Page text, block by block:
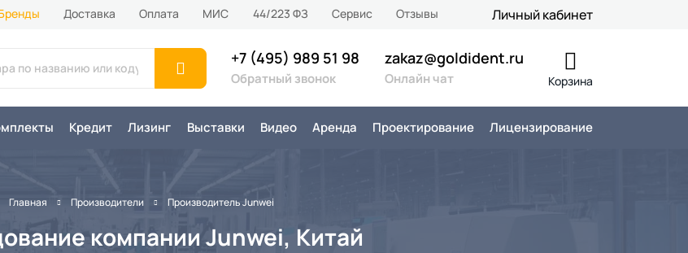
Доставка Оплата MИС 44/223 ФЗ Сервис Отзывы Личный кабинет
+7 (495) 989 51 98
Обратный звонок
zakaz@goldident.ru
Онлайн чат Корзина
Кредит Лизинг Выставки Видео Аренда Проектирование Лицензирование
Главная Производители Производитель Junwei
компании Junwei, Китай